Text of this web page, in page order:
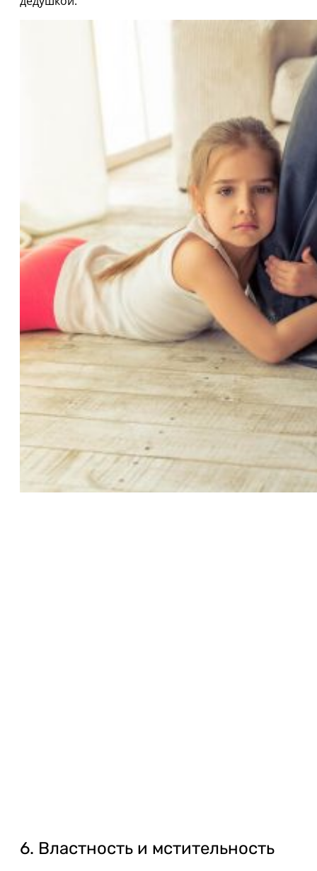
6. Властность и мстительность